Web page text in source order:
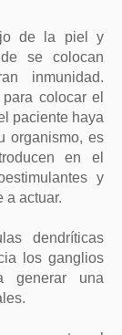
de la piel y
se colocan
inmunidad.
colocar el
paciente haya
organismo, es
en el
y
a actuar.
dendríticas
los ganglios
generar una